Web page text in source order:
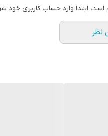
است ابتدا وارد حساب کاربری خود
نظر